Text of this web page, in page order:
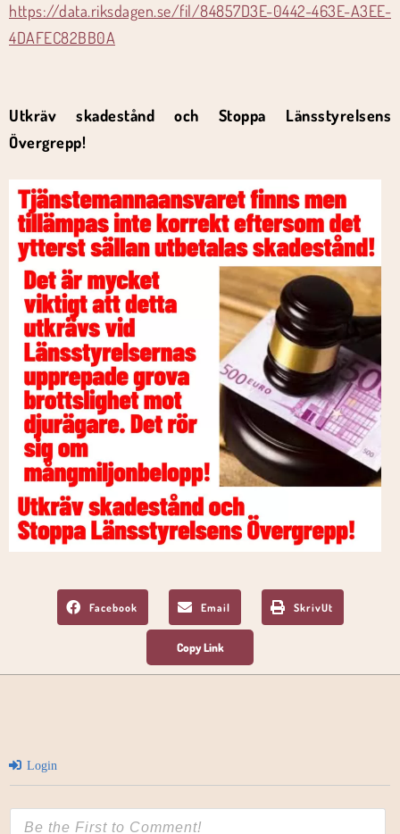
https://data.riksdagen.se/fil/84857D3E-0442-463E-A3EE-
4DAFEC82BB0A
Utkräv skadestånd och Stoppa Länsstyrelsens
Övergrepp!
Facebook Email SkrivUt
Login